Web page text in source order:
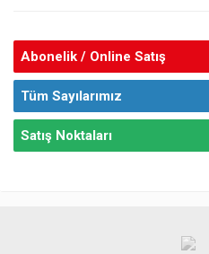
Abonelik / Online Satış
Tüm Sayılarımız
Satış Noktaları